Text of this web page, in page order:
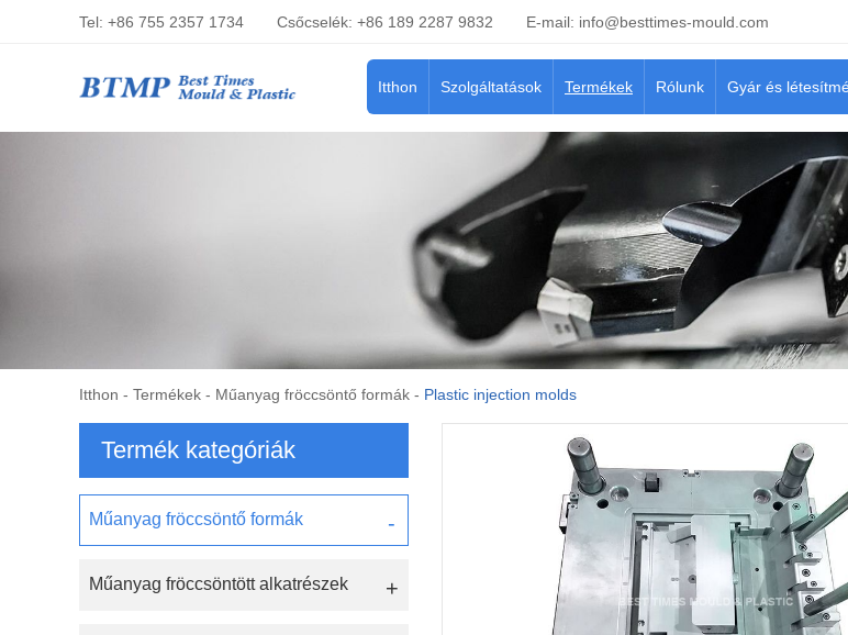
Tel: +86 755 2357 1734 Csőcselék: +86 189 2287 9832 E-mail: info@besttimes-mould.com
Itthon Szolgáltatások Termékek Rólunk Gyár és
Itthon - Termékek - Műanyag fröccsöntő formák - Plastic injection molds
Termék kategóriák
Műanyag fröccsöntő formák
Műanyag fröccsöntött alkatrészek